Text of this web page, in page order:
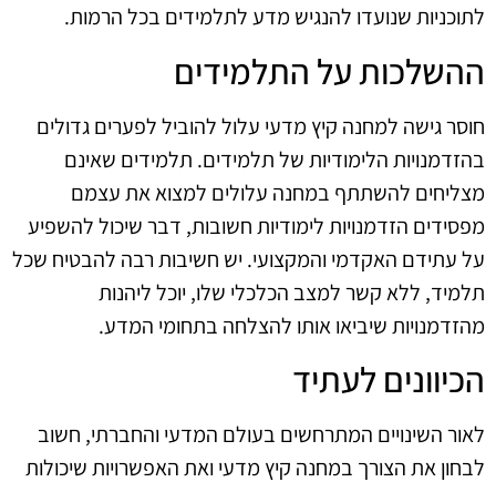
לתוכניות שנועדו להנגיש מדע לתלמידים בכל הרמות.
ההשלכות על התלמידים
חוסר גישה למחנה קיץ מדעי עלול להוביל לפערים גדולים
בהזדמנויות הלימודיות של תלמידים. תלמידים שאינם
מצליחים להשתתף במחנה עלולים למצוא את עצמם
מפסידים הזדמנויות לימודיות חשובות, דבר שיכול להשפיע
על עתידם האקדמי והמקצועי. יש חשיבות רבה להבטיח שכל
תלמיד, ללא קשר למצב הכלכלי שלו, יוכל ליהנות
מהזדמנויות שיביאו אותו להצלחה בתחומי המדע.
הכיוונים לעתיד
לאור השינויים המתרחשים בעולם המדעי והחברתי, חשוב
לבחון את הצורך במחנה קיץ מדעי ואת האפשרויות שיכולות